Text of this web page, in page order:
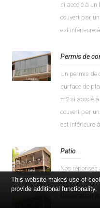
si accolé à
couvert par
est inférieure
Permis de
Un permis de
surface de
m2 si accolé
couvert par
est inférieure
Patio
Nos réponses
Déclaration
This website makes use of
provide additional functionality.